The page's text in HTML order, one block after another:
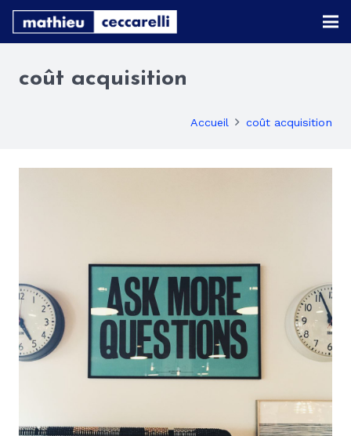
coût acquisition
Accueil coût acquisition